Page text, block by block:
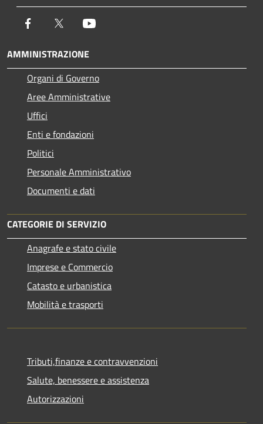
Facebook Twitter
AMMINISTRAZIONE
Organi di Governo
Aree Amministrative
Uffici
Enti e fondazioni
Politici
Personale Amministrativo
Documenti e dati
CATEGORIE DI SERVIZIO
Anagrafe e stato civile
Imprese e Commercio
Catasto e urbanistica
Mobilità e trasporti
Tributi,finanze e contravvenzioni
Salute, benessere e assistenza
Autorizzazioni